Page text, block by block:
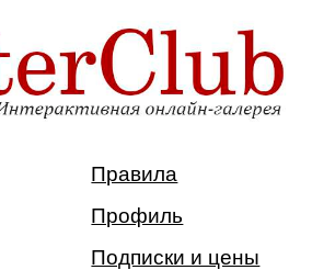
Правила
Профиль
Подписки и цены